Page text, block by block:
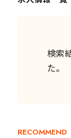
検索
た。
RECOMMEND